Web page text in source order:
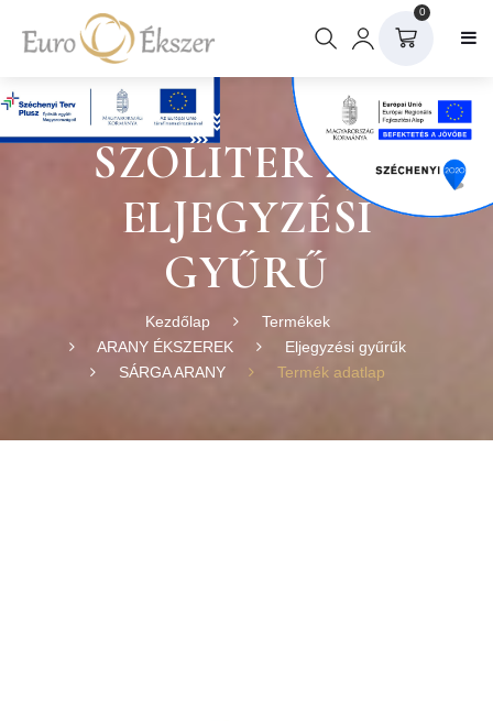
0
SZOLITER 25 S
ELJEGYZÉSI
GYŰRŰ
Kezdőlap
Termékek
ARANY ÉKSZEREK
Eljegyzési gyűrűk
SÁRGA ARANY
Termék adatlap